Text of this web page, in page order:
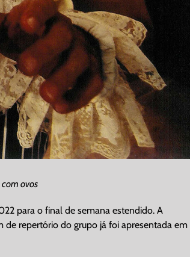
ovos
para o final de semana estendido. A
de repertório do grupo já foi apresentada em